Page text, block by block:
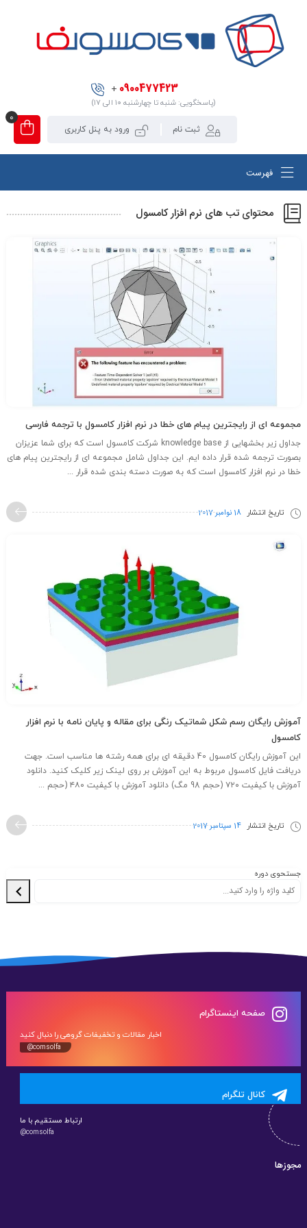
0900477423
+
(پاسخگویی: شنبه تا چهارشنبه ۱۰ الی ۱۷)
ثبت نام ورود به پنل کاربری
0
فهرست
محتوای تب های نرم افزار کامسول
مجموعه ای از رایجترین پیام های خطا در نرم افزار کامسول با ترجمه فارسی
جداول زیر بخشهایی از knowledge base شرکت کامسول است که برای شما عزیزان
بصورت ترجمه شده قرار داده­ ایم. این جداول شامل مجموعه ای از رایجترین پیام های
خطا در نرم افزار کامسول است که به صورت دسته بندی شده قرار ...
تاریخ انتشار 18 نوامبر 2017
آموزش رایگان رسم شکل شماتیک رنگی برای مقاله و پایان نامه با نرم افزار
کامسول
این آموزش رایگان کامسول 40 دقیقه ای برای همه رشته ها مناسب است. جهت
دریافت فایل کامسول مربوط به این آموزش بر روی لینک زیر کلیک کنید. دانلود
آموزش با کیفیت ۷۲۰ (حجم 98 مگ) دانلود آموزش با کیفیت ۴۸۰ (حجم ...
تاریخ انتشار 14 سپتامبر 2017
جستحوی دوره
صفحه اینستاگرام
اخبار مقالات و تخفیفات گروهی را دنبال کنید
@comsolfa
کانال تلگرام
ارتباط مستقیم با ما
@comsolfa
مجوزها